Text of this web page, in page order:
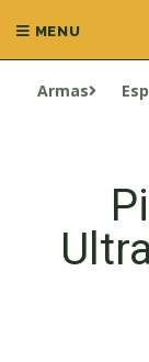
MENU
Armas